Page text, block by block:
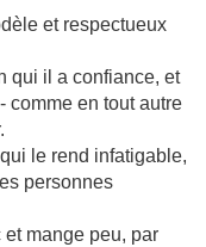
et respectueux
qui il a confiance, et
comme en tout autre
le rend infatigable,
personnes
mange peu, par